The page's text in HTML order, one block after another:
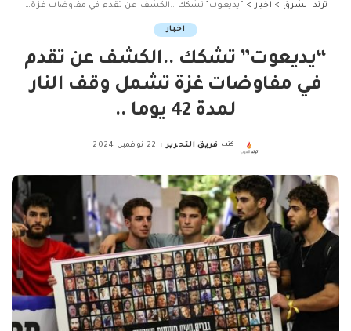
ترند الشرق > اخبار >“يديعوت” تشكك ..الكشف عن تقدم في مفاوضات غزة تشمل وقف النار لمدة 42 يوما ..
اخبار
“يديعوت” تشكك ..الكشف عن تقدم
في مفاوضات غزة تشمل وقف النار
لمدة 42 يوما ..
Posted
كتب فريق التحرير 22 نوفمبر، 2024